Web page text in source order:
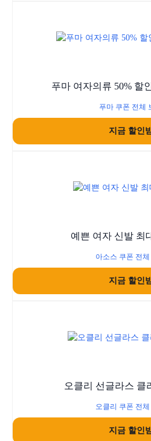
푸마 여자의류 50% 할
푸마 쿠폰 전체
지금 할인
예쁜 여자 신발 최
아소스 쿠폰 전
지금 할인
오클리 선글라스 클
오클리 쿠폰 전
지금 할인